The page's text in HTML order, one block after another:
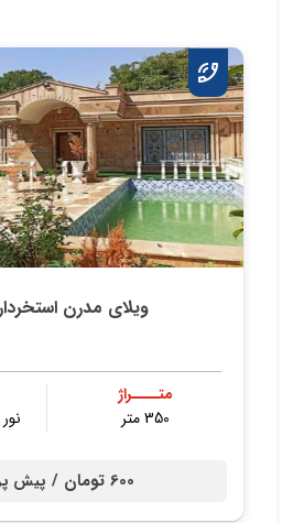
ویلای مدرن
متــــراژ
350 متر
600 تومان / پیش